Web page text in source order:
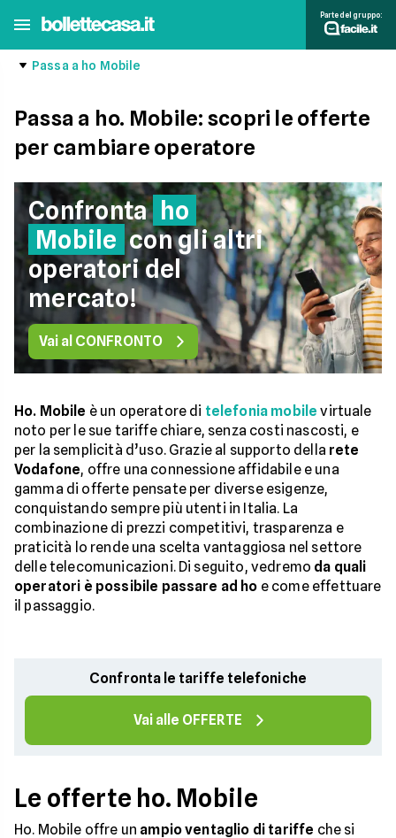
Parte del gruppo:
Passa a ho Mobile
Passa a ho. Mobile: scopri le offerte
per cambiare operatore
Confronta ho
Mobile con gli altri
operatori del
mercato!
Vai al CONFRONTO
Ho. Mobile è un operatore di telefonia mobile virtuale
noto per le sue tariffe chiare, senza costi nascosti, e
per la semplicità d’uso. Grazie al supporto della rete
Vodafone, offre una connessione affidabile e una
gamma di offerte pensate per diverse esigenze,
conquistando sempre più utenti in Italia. La
combinazione di prezzi competitivi, trasparenza e
praticità lo rende una scelta vantaggiosa nel settore
delle telecomunicazioni. Di seguito, vedremo da quali
operatori è possibile passare ad ho e come effettuare
il passaggio.
Confronta le tariffe telefoniche
Vai alle OFFERTE
Le offerte ho. Mobile
Ho. Mobile offre un ampio ventaglio di tariffe che si